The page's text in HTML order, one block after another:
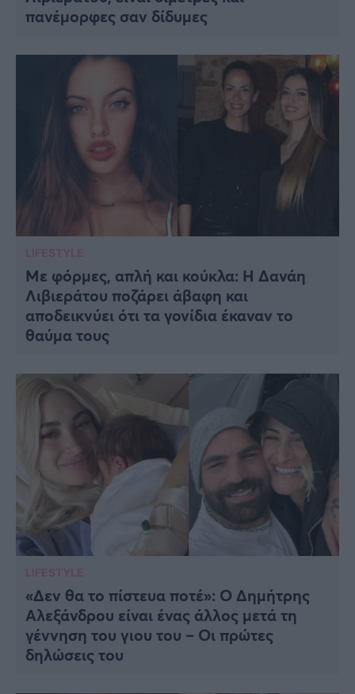
πανέμορφες σαν δίδυμες
LIFESTYLE
Με φόρμες, απλή και κούκλα: Η Δανάη
Λιβιεράτου ποζάρει άβαφη και
αποδεικνύει ότι τα γονίδια έκαναν το
θαύμα τους
LIFESTYLE
«Δεν θα το πίστευα ποτέ»: Ο Δημήτρης
Αλεξάνδρου είναι ένας άλλος μετά τη
γέννηση του γιου του – Οι πρώτες
δηλώσεις του